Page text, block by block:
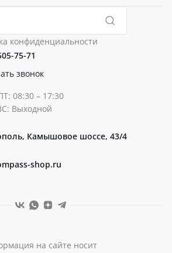
конфиденциальности
75-71
звонок
08:30 – 17:30
Выходной
Камышовое шоссе, 43/4
shop.ru
на сайте носит